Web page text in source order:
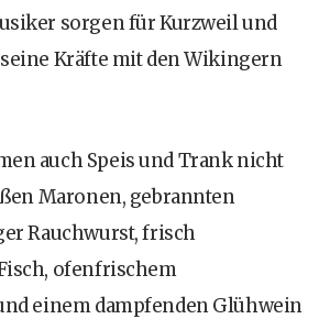
sorgen für Kurzweil und
Kräfte mit den Wikingern
auch Speis und Trank nicht
Maronen, gebrannten
Rauchwurst, frisch
ofenfrischem
einem dampfenden Glühwein